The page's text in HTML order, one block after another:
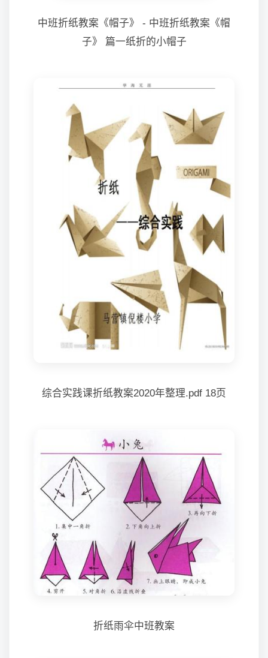
中班折纸教案《帽子》 - 中班折纸教案《帽
子》 篇一纸折的小帽子
综合实践课折纸教案2020年整理.pdf 18页
折纸雨伞中班教案